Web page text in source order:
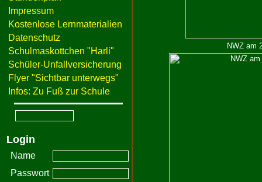
Impressum
Kostenlose Lernmaterialien
Datenschutz
Schulmaskottchen "Harli"
Schüler-Unfallversicherung
Flyer "Sichtbar unterwegs"
Infos: Zu Fuß zur Schule
Login
Name
Passwort
NWZ am